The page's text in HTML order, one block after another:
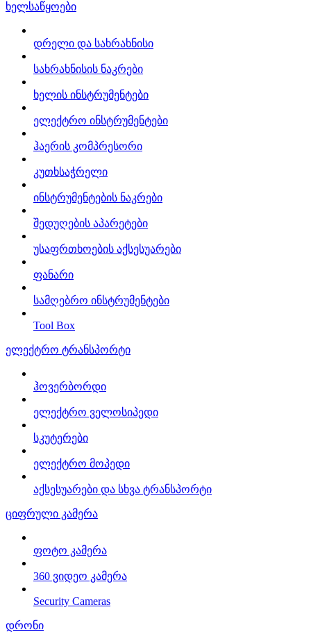
ხელსაწყოები
დრელი და სახრახნისი
სახრახნისის ნაკრები
ხელის ინსტრუმენტები
ელექტრო ინსტრუმენტები
ჰაერის კომპრესორი
კუთხსაჭრელი
ინსტრუმენტების ნაკრები
შედუღების აპარეტები
უსაფრთხოების აქსესუარები
ფანარი
სამღებრო ინსტრუმენტები
Tool Box
ელექტრო ტრანსპორტი
ჰოვერბორდი
ელექტრო ველოსიპედი
სკუტერები
ელექტრო მოპედი
აქსესუარები და სხვა ტრანსპორტი
ციფრული კამერა
ფოტო კამერა
360 ვიდეო კამერა
Security Cameras
დრონი